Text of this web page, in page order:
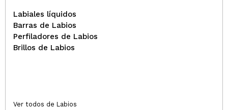
Labiales líquidos
Barras de Labios
Perfiladores de Labios
Brillos de Labios
Ver todos de Labios